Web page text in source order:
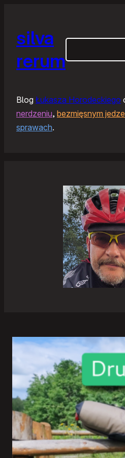
silva
rerum
Blog Łukasza Horodeckiego
nerdzeniu, bezmięsnym
sprawach.